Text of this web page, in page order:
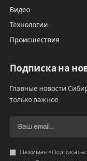
Видео
Технологии
Происшествия
Подписка на
Главные новости
только важное.
Нажимая